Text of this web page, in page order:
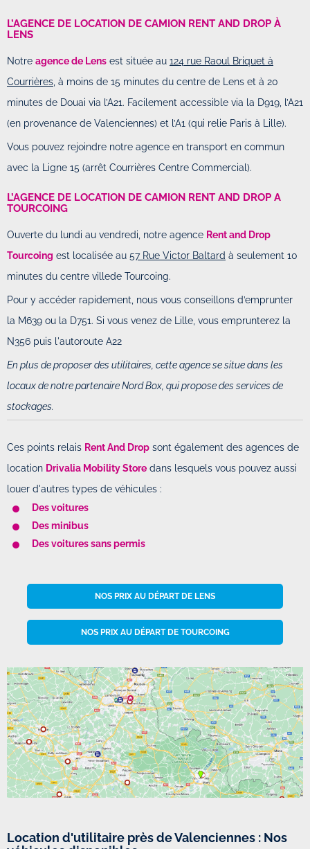
L’AGENCE DE LOCATION DE CAMION RENT AND DROP À
LENS
Notre agence de Lens est située au 124 rue Raoul Briquet à
Courrières , à moins de 15 minutes du centre de Lens et à 20
minutes de Douai via l’A21. Facilement accessible via la D919, l’A21
(en provenance de Valenciennes) et l’A1 (qui relie Paris à Lille).
Vous pouvez rejoindre notre agence en transport en commun
avec la Ligne 15 (arrêt Courrières Centre Commercial).
L’AGENCE DE LOCATION DE CAMION RENT AND DROP A
TOURCOING
Ouverte du lundi au vendredi, notre agence Rent and Drop
Tourcoing est localisée au 57 Rue Victor Baltard à seulement 10
minutes du centre villede Tourcoing.
Pour y accéder rapidement, nous vous conseillons d’emprunter
la M639 ou la D751. Si vous venez de Lille, vous emprunterez la
N356 puis l'autoroute A22
En plus de proposer des utilitaires, cette agence se situe dans les
locaux de notre partenaire Nord Box, qui propose des services de
stockages.
Ces points relais Rent And Drop sont également des agences de
location Drivalia Mobility Store dans lesquels vous pouvez aussi
louer d'autres types de véhicules :
Des voitures
Des minibus
Des voitures sans permis
NOS PRIX AU DÉPART DE LENS
NOS PRIX AU DÉPART DE TOURCOING
Location d'utilitaire près de Valenciennes : Nos